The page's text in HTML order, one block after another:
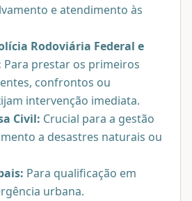
e atendimento às
Rodoviária Federal e
Para prestar os primeiros
confrontos ou
intervenção imediata.
Civil: Crucial para a gestão
a desastres naturais ou
Para qualificação em
urbana.